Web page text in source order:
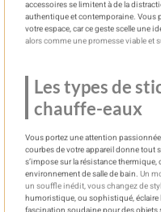
accessoires se limitent à de la
authentique et contemporaine. Vous
votre espace, car ce geste scelle une
alors comme une promesse viable et
Les types de
chauffe-eaux
Vous portez une attention
courbes de votre appareil donne tout
s’impose sur la résistance
environnement de salle de bain. Un
un souffle inédit, vous changez de
humoristique, ou sophistiqué, éclaire